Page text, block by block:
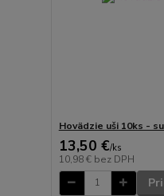
Hovädzie uši 10ks -
13,50 €/ks
10,98 € bez DPH